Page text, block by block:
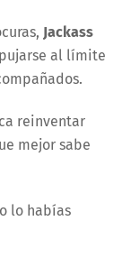
Jackass
al límite
reinventar
mejor sabe
lo habías